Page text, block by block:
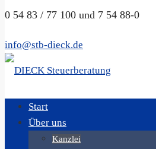
0 54 83 / 77 100 und 7 54 88-0
info@stb-dieck.de
Start
Über uns
Kanzlei